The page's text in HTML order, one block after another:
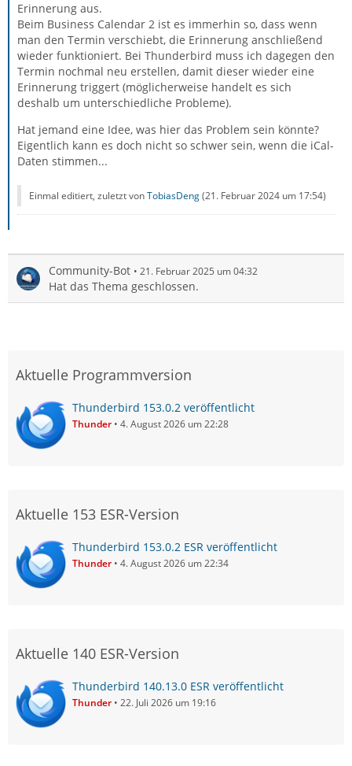
Erinnerung aus.
Beim Business Calendar 2 ist es immerhin so, dass wenn
man den Termin verschiebt, die Erinnerung anschließend
wieder funktioniert. Bei Thunderbird muss ich dagegen den
Termin nochmal neu erstellen, damit dieser wieder eine
Erinnerung triggert (möglicherweise handelt es sich
deshalb um unterschiedliche Probleme).
Hat jemand eine Idee, was hier das Problem sein könnte?
Eigentlich kann es doch nicht so schwer sein, wenn die iCal-
Daten stimmen...
Einmal editiert, zuletzt vonTobiasDeng(21. Februar 2024 um 17:54)
Community-Bot 21. Februar 2025 um 04:32
Hat das Thema geschlossen.
Aktuelle Programmversion
Thunderbird 153.0.2 veröffentlicht
Thunder 4. August 2026 um 22:28
Aktuelle 153 ESR-Version
Thunderbird 153.0.2 ESR veröffentlicht
Thunder 4. August 2026 um 22:34
Aktuelle 140 ESR-Version
Thunderbird 140.13.0 ESR veröffentlicht
Thunder 22. Juli 2026 um 19:16